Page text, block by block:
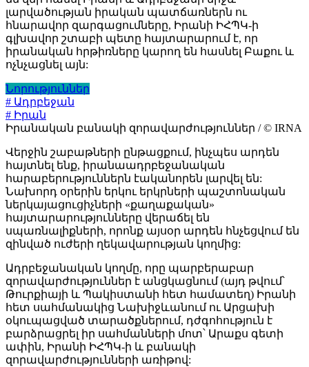
լարվածության իրական պատճառներն ու
հնարավոր զարգացումները, Իրանի ԻՀՊԿ-ի
գլխավոր շտաբի պետը հայտարարում է, որ
իրանական հրթիռները կարող են հասնել Բաքու և
ոչնչացնել այն:
Նորություններ
# Ադրբեջան
# Իրան
Իրանական բանակի զորավարժություններ / © IRNA
Վերջին շաբաթների ընթացքում, ինչպես արդեն
հայտնել ենք, իրանաադրբեջանական
հարաբերություններն էականորեն լարվել են:
Նախորդ օրերին երկու երկրների պաշտոնական
ներկայացուցիչների «քաղաքական»
հայտարարությունները վերաճել են
սպառնալիքների, որոնք այսօր արդեն հնչեցվում են
զինված ուժերի ղեկավարության կողմից:
Ադրբեջանական կողմը, որը պարբերաբար
զորավարժություններ է անցկացնում (այդ թվում՝
Թուրքիայի և Պակիստանի հետ համատեղ) Իրանի
հետ սահմանակից Նախիջևանում ու Արցախի
օկուպացված տարածքներում, դժգոհություն է
բարձրացրել իր սահմանների մոտ՝ Արաքս գետի
ափին, Իրանի ԻՀՊԿ-ի և բանակի
զորավարժությունների առիթով: